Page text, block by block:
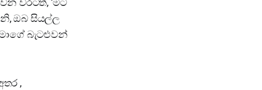
වරටත්, ‘මට
ඔබ සියල්ල
බැටළුවන්
,